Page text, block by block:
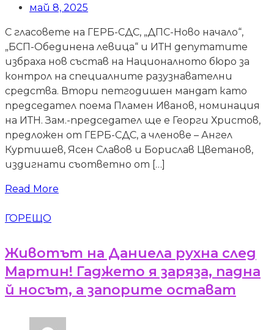
май 8, 2025
С гласовете на ГЕРБ-СДС, „ДПС-Ново начало“,
„БСП-Обединена левица“ и ИТН депутатите
избраха нов състав на Националното бюро за
контрол на специалните разузнавателни
средства. Втори петгодишен мандат като
председател поема Пламен Иванов, номинация
на ИТН. Зам.-председател ще е Георги Христов,
предложен от ГЕРБ-СДС, а членове – Ангел
Куртишев, Ясен Славов и Борислав Цветанов,
издигнати съответно от […]
Read More
ГОРЕЩО
Животът на Даниела рухна след
Мартин! Гаджето я заряза, падна
й носът, а запорите остават